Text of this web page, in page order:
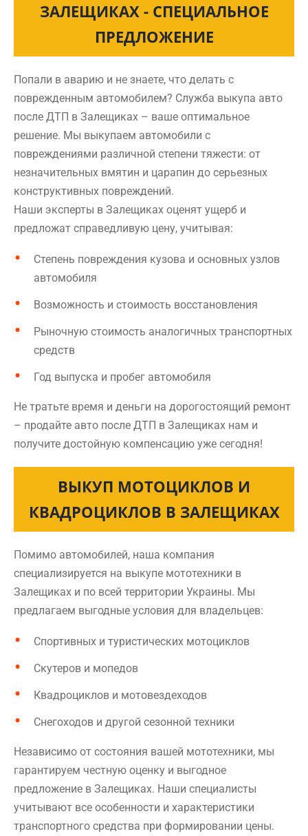
ЗАЛЕЩИКАХ - СПЕЦИАЛЬНОЕ
ПРЕДЛОЖЕНИЕ
Попали в аварию и не знаете, что делать с
поврежденным автомобилем? Служба выкупа авто
после ДТП в Залещиках – ваше оптимальное
решение. Мы выкупаем автомобили с
повреждениями различной степени тяжести: от
незначительных вмятин и царапин до серьезных
конструктивных повреждений.
Наши эксперты в Залещиках оценят ущерб и
предложат справедливую цену, учитывая:
Степень повреждения кузова и основных узлов
автомобиля
Возможность и стоимость восстановления
Рыночную стоимость аналогичных транспортных
средств
Год выпуска и пробег автомобиля
Не тратьте время и деньги на дорогостоящий ремонт
– продайте авто после ДТП в Залещиках нам и
получите достойную компенсацию уже сегодня!
ВЫКУП МОТОЦИКЛОВ И
КВАДРОЦИКЛОВ В ЗАЛЕЩИКАХ
Помимо автомобилей, наша компания
специализируется на выкупе мототехники в
Залещиках и по всей территории Украины. Мы
предлагаем выгодные условия для владельцев:
Спортивных и туристических мотоциклов
Скутеров и мопедов
Квадроциклов и мотовездеходов
Снегоходов и другой сезонной техники
Независимо от состояния вашей мототехники, мы
гарантируем честную оценку и выгодное
предложение в Залещиках. Наши специалисты
учитывают все особенности и характеристики
транспортного средства при формировании цены.